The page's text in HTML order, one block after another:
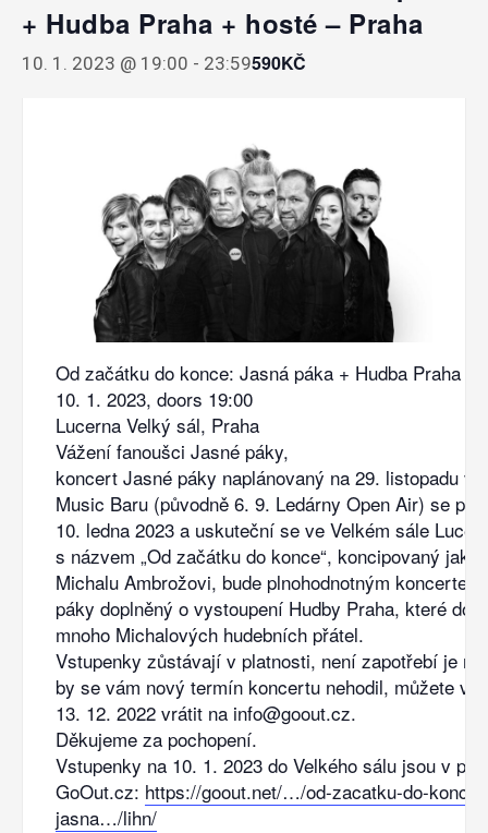
+ Hudba Praha + hosté – Praha
10. 1. 2023 @ 19:00 - 23:59590KČ
Od začátku do konce: Jasná páka + Hudba Praha +
10. 1. 2023, doors 19:00
Lucerna Velký sál, Praha
Vážení fanoušci Jasné páky,
koncert Jasné páky naplánovaný na 29. listopadu v
Music Baru (původně 6. 9. Ledárny Open Air) se
10. ledna 2023 a uskuteční se ve Velkém sále
s názvem „Od začátku do konce“, koncipovaný jako
Michalu Ambrožovi, bude plnohodnotným
páky doplněný o vystoupení Hudby Praha, které
mnoho Michalových hudebních přátel.
Vstupenky zůstávají v platnosti, není zapotřebí je
by se vám nový termín koncertu nehodil, můžete
13. 12. 2022 vrátit na info@goout.cz.
Děkujeme za pochopení.
Vstupenky na 10. 1. 2023 do Velkého sálu jsou v
GoOut.cz: https://goout.net/…/od-zacatku-do-konce-
jasna…/lihn/